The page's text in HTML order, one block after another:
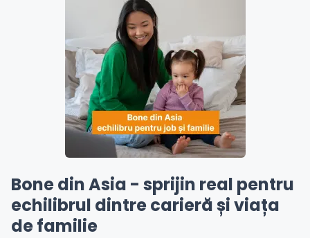
Bone din Asia - sprijin real pentru
echilibrul dintre carieră și viața
de familie